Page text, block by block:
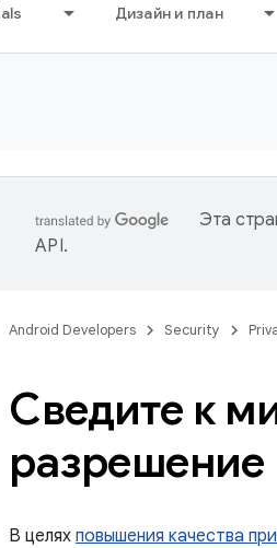
Дизайн и план
Эта
API.
Android Developers Security
Сведите к
разрешение
В целях повышения качества